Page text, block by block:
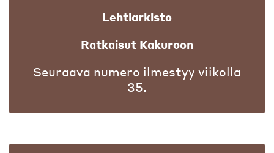
Lehtiarkisto
Ratkaisut Kakuroon
Seuraava numero ilmestyy viikolla
35.